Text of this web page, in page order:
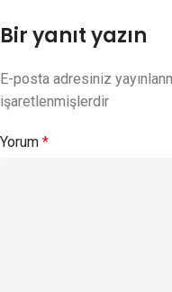
Bir yanıt yazın
E-posta adresiniz
işaretlenmişlerdir
Yorum *